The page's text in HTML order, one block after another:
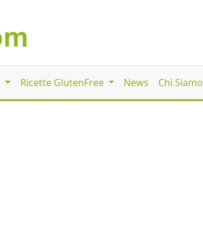
Ricette GlutenFree News Chi Siamo